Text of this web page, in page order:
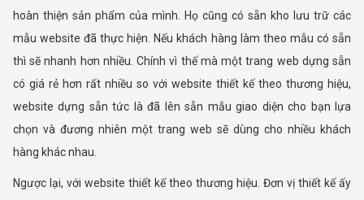
hoàn thiện sản phẩm của mình. Họ cũng có sẵn kho lưu trữ các
mẫu website đã thực hiện. Nếu khách hàng làm theo mẫu có sẵn
thì sẽ nhanh hơn nhiều. Chính vì thế mà một trang web dựng sẵn
có giá rẻ hơn rất nhiều so với website thiết kế theo thương hiệu,
website dựng sẵn tức là đã lên sẵn mẫu giao diện cho bạn lựa
chọn và đương nhiên một trang web sẽ dùng cho nhiều khách
hàng khác nhau.
Ngược lại, với website thiết kế theo thương hiệu. Đơn vị thiết kế ấy